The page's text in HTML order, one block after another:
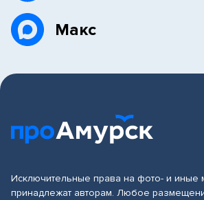
Макс
Исключительные права на фото- и иные
принадлежат авторам. Любое